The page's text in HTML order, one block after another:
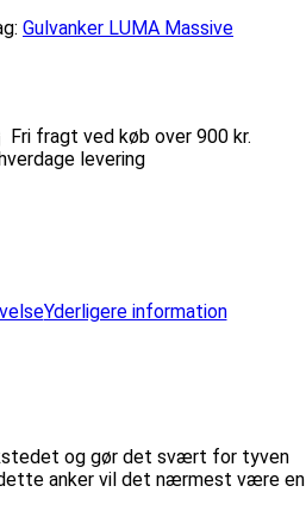
Gulvanker LUMA Massive
Fri fragt ved køb over 900 kr.
levering
Yderligere information
og gør det svært for tyven
anker vil det nærmest være en